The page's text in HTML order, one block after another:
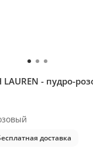
LAUREN - пудро-
доставка